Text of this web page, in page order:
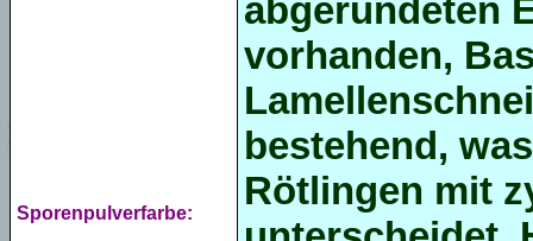
Sporenpulverfarbe:
abgerundeten
vorhanden,
bestehend,
Rötlingen mit